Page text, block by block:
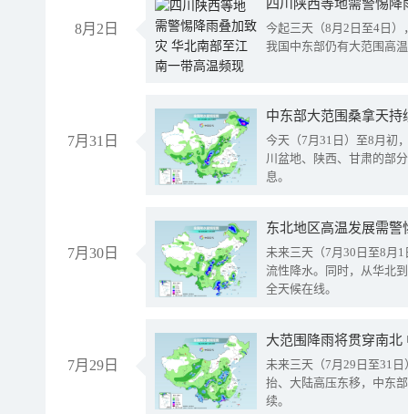
8月2日
今起三天（8月2日至4日
我国中东部仍有大范围高
7月31日
中东部大范围桑拿天
今天（7月31日）至8月初
川盆地、陕西、甘肃的部
息。
7月30日
东北地区高温发展需
未来三天（7月30日至8月
流性降水。同时，从华北
全天候在线。
7月29日
大范围降雨将贯穿南
未来三天（7月29日至31
抬、大陆高压东移，中东
续。